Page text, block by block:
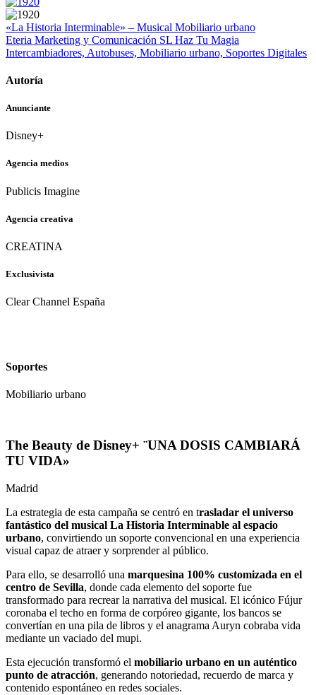
«La Historia Interminable» – Musical Mobiliario urbano
Eteria Marketing y Comunicación SL Haz Tu Magia
Intercambiadores, Autobuses, Mobiliario urbano, Soportes Digitales
Autoría
Anunciante
Disney+
Agencia medios
Publicis Imagine
Agencia creativa
CREATINA
Exclusivista
Clear Channel España
Soportes
Mobiliario urbano
The Beauty de Disney+ ¨UNA DOSIS CAMBIARÁ
TU VIDA»
Madrid
La estrategia de esta campaña se centró en trasladar el universo
fantástico del musical La Historia Interminable al espacio
urbano, convirtiendo un soporte convencional en una experiencia
visual capaz de atraer y sorprender al público.
Para ello, se desarrolló una marquesina 100% customizada en el
centro de Sevilla, donde cada elemento del soporte fue
transformado para recrear la narrativa del musical. El icónico Fújur
coronaba el techo en forma de corpóreo gigante, los bancos se
convertían en una pila de libros y el anagrama Auryn cobraba vida
mediante un vaciado del mupi.
Esta ejecución transformó el mobiliario urbano en un auténtico
punto de atracción, generando notoriedad, recuerdo de marca y
contenido espontáneo en redes sociales.